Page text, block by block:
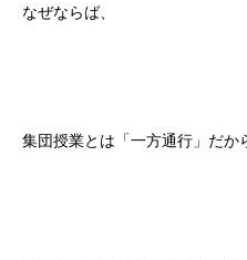
なぜならば、
集団授業とは「一方通行」だか